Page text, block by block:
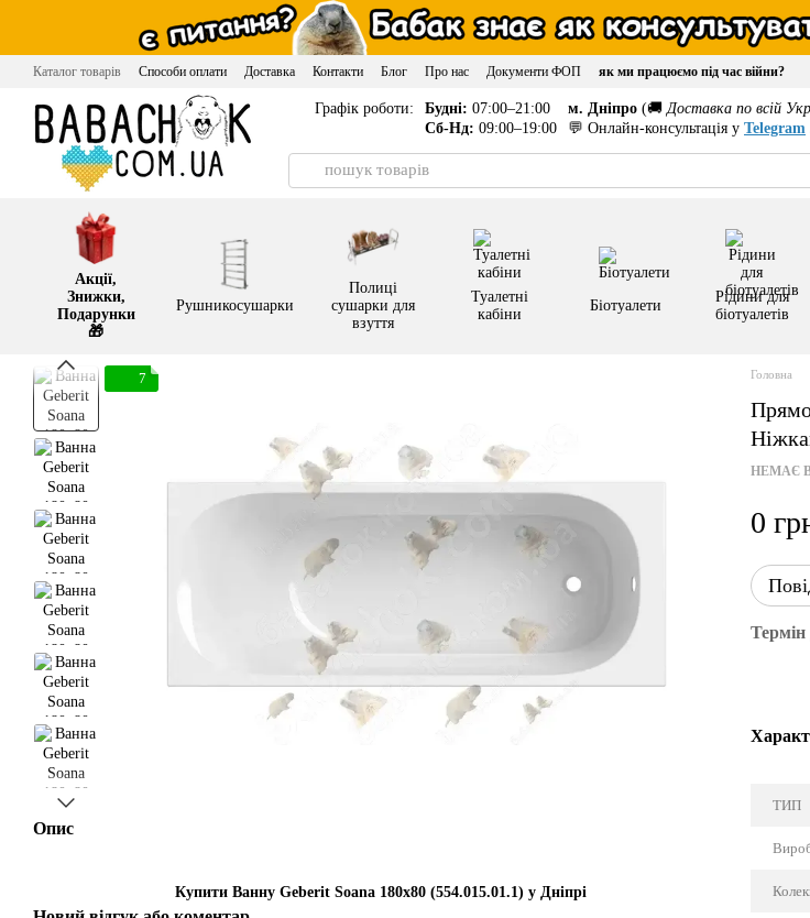
Перейти до основного контенту
Каталог товарів Способи оплати Доставка Контакти Блог Про нас Документи ФОП як ми працюємо під час війни?
Графік роботи: Будні: 07:00–21:00
Сб-Нд: 09:00–19:00
м. Дніпро (🚚 Доставка по всій
💬 Онлайн-консультація у Telegram
Акції,
Знижки,
Подарунки
🎁
Рушникосушарки
Полиці
сушарки для
взуття
Туалетні
кабіни
Біотуалети
Рідини для
біотуалетів
7
Опис
Купити Ванну Geberit Soana 180x80 (554.015.01.1) у Дніпрі
Головна
НЕМАЄ
0
Термін
ТИП